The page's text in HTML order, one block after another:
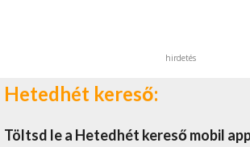
hirdetés
Hetedhét kereső:
Töltsd le a Hetedhét kereső mobil